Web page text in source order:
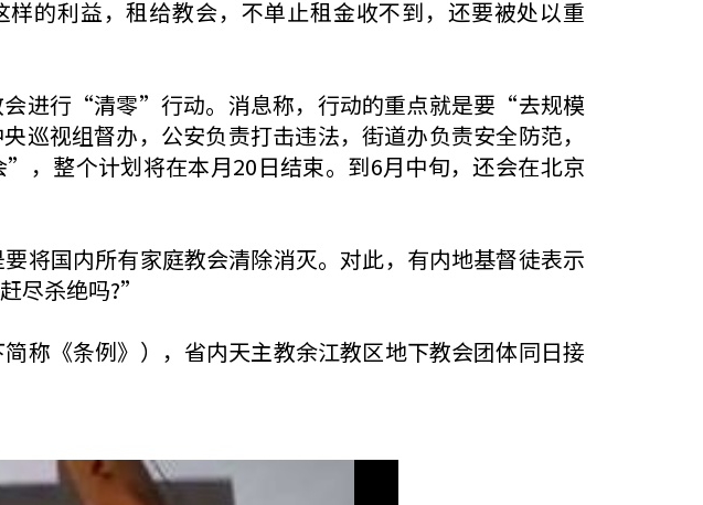
的利益，租给教会，不单止租金收不到，还要被处以重
会进行“清零”行动。消息称，行动的重点就是要“去规模
视组督办，公安负责打击违法，街道办负责安全防范，
，整个计划将在本月20日结束。到6月中旬，还会在北京
国内所有家庭教会清除消灭。对此，有内地基督徒表示
尽杀绝吗?”
称《条例》），省内天主教余江教区地下教会团体同日接